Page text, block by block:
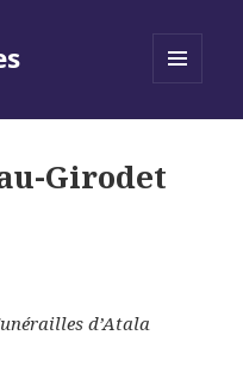
Girodet
d’Atala